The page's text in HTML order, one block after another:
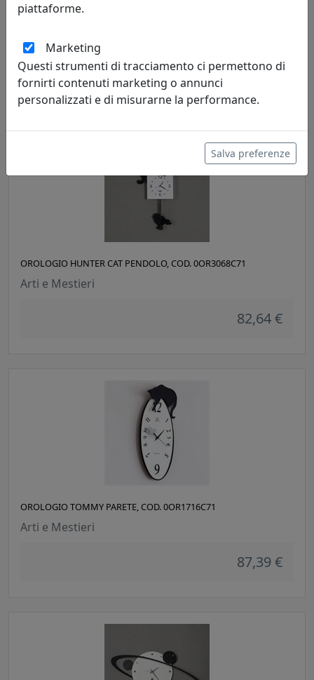
Arti e Mestieri
81,70 €
OROLOGIO HUNTER CAT PENDOLO, COD. 0OR3068C71
Arti e Mestieri
82,64 €
OROLOGIO TOMMY PARETE, COD. 0OR1716C71
Arti e Mestieri
87,39 €
piattaforme.
Marketing
Questi strumenti di tracciamento ci permettono di
fornirti contenuti marketing o annunci
personalizzati e di misurarne la performance.
Salva preferenze